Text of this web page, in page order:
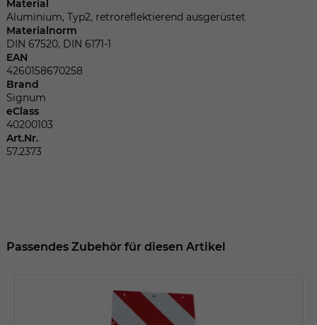
Material
Aluminium, Typ2, retroreflektierend ausgerüstet
Materialnorm
DIN 67520, DIN 6171-1
EAN
4260158670258
Brand
Signum
eClass
40200103
Art.Nr.
57.2373
Passendes Zubehör für diesen Artikel
Zweck
Einstellungen. Unter anderem eine
Speicherung Ihrer vorgenommen
Name
Anbieter
festhalten des Login Status.